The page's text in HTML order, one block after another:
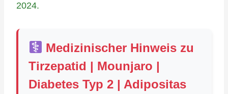
2024.
Medizinischer Hinweis zu
Tirzepatid | Mounjaro |
Diabetes Typ 2 | Adipositas